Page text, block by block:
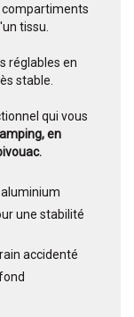
compartiments
tissu.
réglables en
stable.
qui vous
en
une stabilité
accidenté